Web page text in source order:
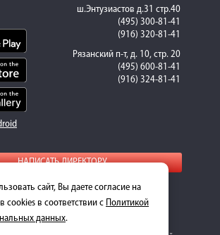
ш.Энтузиастов д.31 стр.40
(495) 300-81-41
(916) 320-81-41
Рязанский п-т, д. 10, стр. 20
(495) 600-81-41
(916) 324-81-41
НАПИСАТЬ ДИРЕКТОРУ
подробной информации о стоимости
частей, пожалуйста, обращайтесь к
сайт, Вы даете согласие на
cookies в соответствии с Политикой
данных.